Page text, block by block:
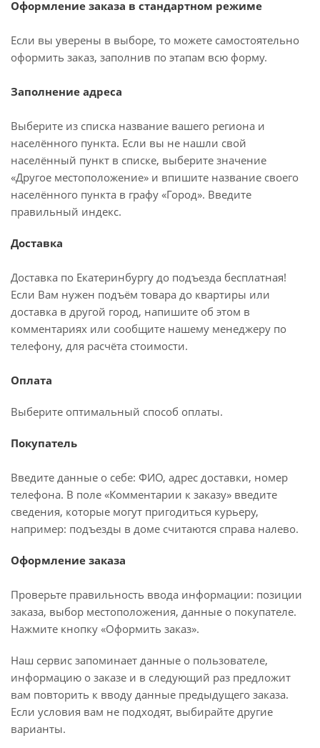
Оформление заказа в стандартном режиме
Если вы уверены в выборе, то можете самостоятельно
оформить заказ, заполнив по этапам всю форму.
Заполнение адреса
Выберите из списка название вашего региона и
населённого пункта. Если вы не нашли свой
населённый пункт в списке, выберите значение
«Другое местоположение» и впишите название своего
населённого пункта в графу «Город». Введите
правильный индекс.
Доставка
Доставка по Екатеринбургу до подъезда бесплатная!
Если Вам нужен подъём товара до квартиры или
доставка в другой город, напишите об этом в
комментариях или сообщите нашему менеджеру по
телефону, для расчёта стоимости.
Оплата
Выберите оптимальный способ оплаты.
Покупатель
Введите данные о себе: ФИО, адрес доставки, номер
телефона. В поле «Комментарии к заказу» введите
сведения, которые могут пригодиться курьеру,
например: подъезды в доме считаются справа налево.
Оформление заказа
Проверьте правильность ввода информации: позиции
заказа, выбор местоположения, данные о покупателе.
Нажмите кнопку «Оформить заказ».
Наш сервис запоминает данные о пользователе,
информацию о заказе и в следующий раз предложит
вам повторить к вводу данные предыдущего заказа.
Если условия вам не подходят, выбирайте другие
варианты.